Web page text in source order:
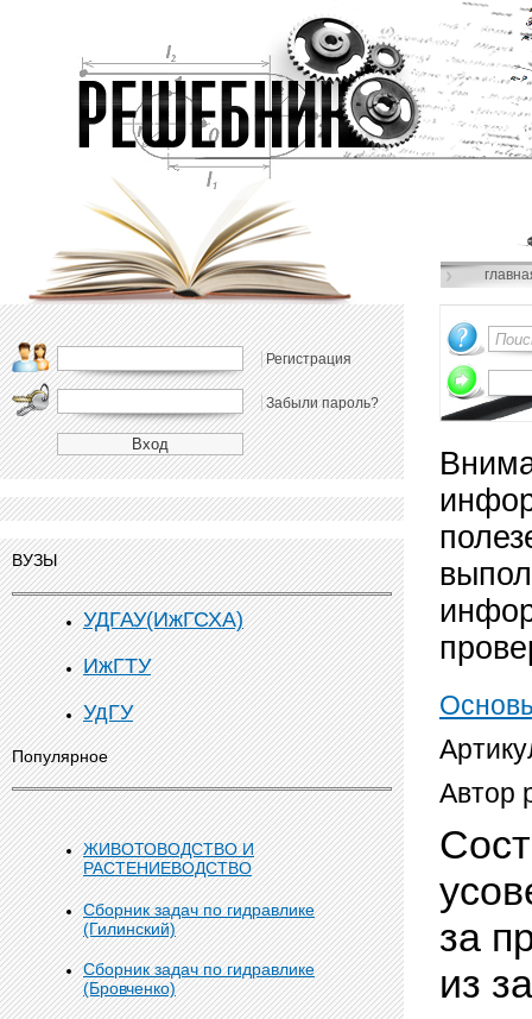
Регистрация
Забыли пароль?
ВУЗЫ
УДГАУ(ИжГСХА)
ИжГТУ
УдГУ
Популярное
ЖИВОТОВОДСТВО И
РАСТЕНИЕВОДСТВО
Сборник задач по гидравлике
(Гилинский)
Сборник задач по гидравлике
(Бровченко)
Автор
за
из